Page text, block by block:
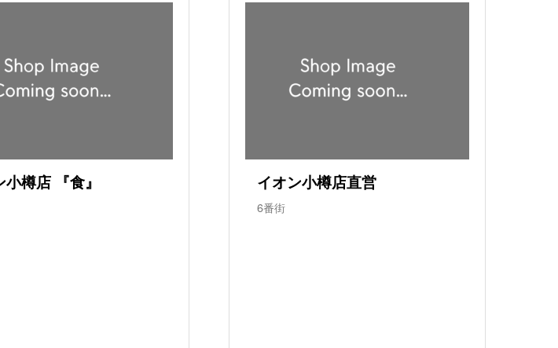
樽店 『食』 イオン小樽店直営
6番街